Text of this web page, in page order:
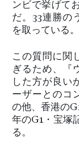
ンビで挙げて
だ。33連勝の
を取っている。
この質問に関
ぎるため、『
した方が良い
ーザーとのコ
の他、香港の
年のG1・宝塚
る。